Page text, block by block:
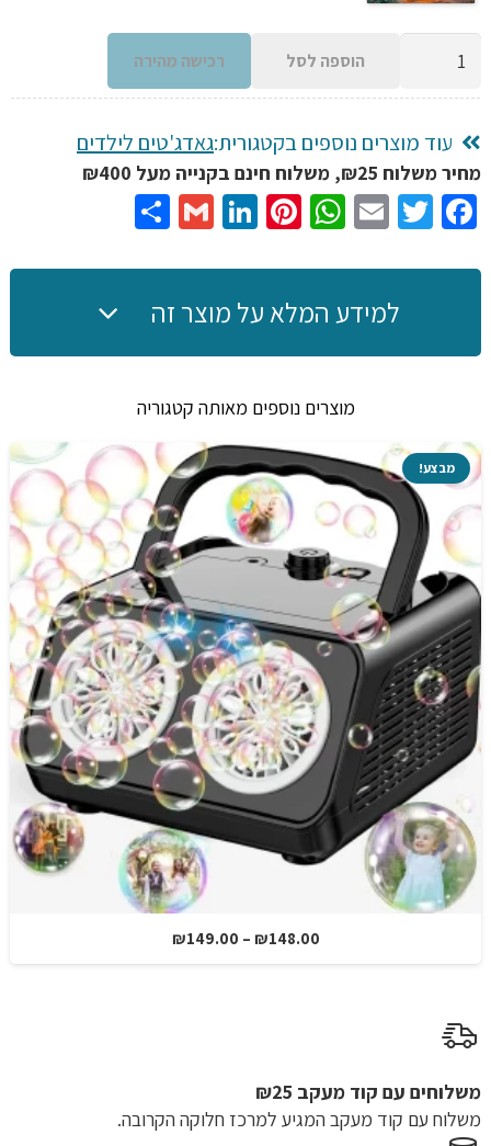
קיר
מנורת
ניאון
לחדר
עם
ב
10
דגמים
לבחירה
הוספה לסל רכישה מהירה
עוד מוצרים נוספים בקטגורית:גאדג'טים לילדים
מחיר משלוח ₪25, משלוח חינם בקנייה מעל ₪400
Facebook
Twitter
Email
WhatsApp
Pinterest
LinkedIn
Gmail
למידע המלא על מוצר זה
מוצרים נוספים מאותה קטגוריה
מבצע!
₪148.00
–
₪149.00
מחירים:
משלוחים עם קוד מעקב ₪25
משלוח​ עם קוד מעקב המגיע למרכז חלוקה הקרובה.